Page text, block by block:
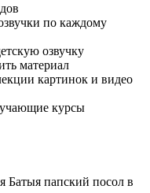
по каждому
озвучку
материал
картинок и видео
курсы
Батыя папский посол в